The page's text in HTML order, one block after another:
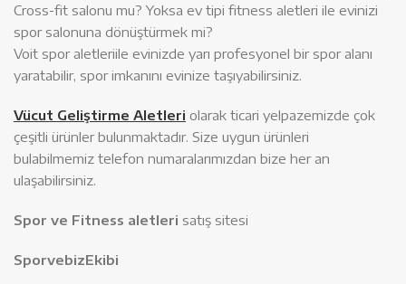
Cross-fit salonu mu? Yoksa ev tipi fitness aletleri ile evinizi
spor salonuna dönüştürmek mi?
Voit spor aletleriile evinizde yarı profesyonel bir spor alanı
yaratabilir, spor imkanını evinize taşıyabilirsiniz.
Vücut Geliştirme Aletleri olarak ticari yelpazemizde çok
çeşitli ürünler bulunmaktadır. Size uygun ürünleri
bulabilmemiz telefon numaralarımızdan bize her an
ulaşabilirsiniz.
Spor ve Fitness aletleri satış sitesi
SporvebizEkibi